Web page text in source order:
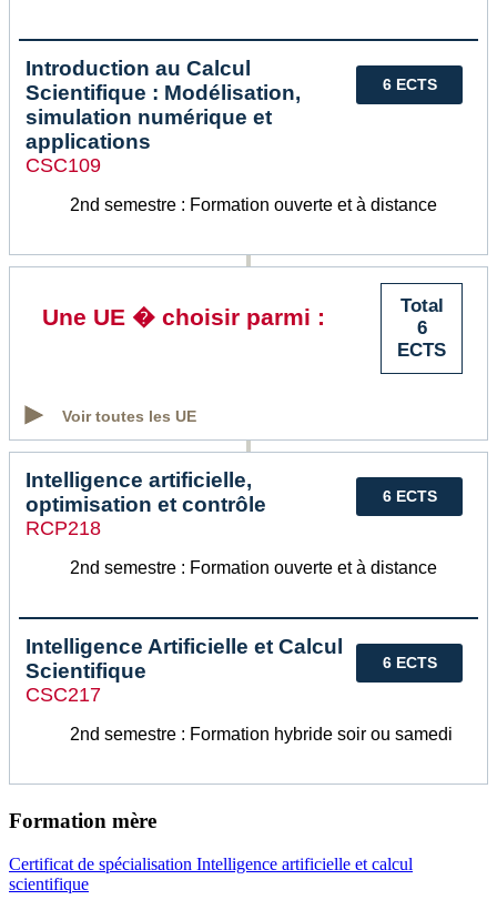
6 ECTS
Introduction au Calcul
Scientifique : Modélisation,
simulation numérique et
applications
CSC109
2nd semestre : Formation ouverte et à distance
Total
6
ECTS
Une UE � choisir parmi :
Voir toutes les UE
6 ECTS
Intelligence artificielle,
optimisation et contrôle
RCP218
2nd semestre : Formation ouverte et à distance
6 ECTS
Intelligence Artificielle et Calcul
Scientifique
CSC217
2nd semestre : Formation hybride soir ou samedi
Formation mère
Certificat de spécialisation Intelligence artificielle et calcul
scientifique